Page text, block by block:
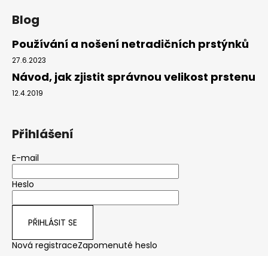
Blog
Používání a nošení netradičních prstýnků
27.6.2023
Návod, jak zjistit správnou velikost prstenu
12.4.2019
Přihlášení
E-mail
Heslo
PŘIHLÁSIT SE
Nová registraceZapomenuté heslo